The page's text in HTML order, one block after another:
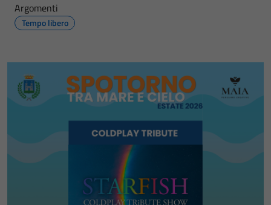
Argomenti
Tempo libero